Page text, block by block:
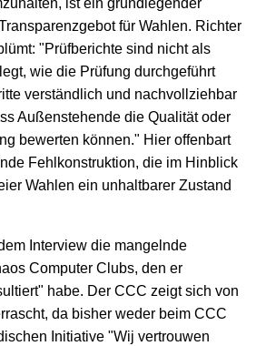
ist ein grundlegender
für Wahlen. Richter
"Prüfberichte sind nicht als
wie die Prüfung durchgeführt
verständlich und nachvollziehbar
Außenstehende die Qualität oder
bewerten können." Hier offenbart
Fehlkonstruktion, die im Hinblick
Wahlen ein unhaltbarer Zustand
Interview die mangelnde
Computer Clubs, den er
habe. Der CCC zeigt sich von
da bisher weder beim CCC
Initiative "Wij vertrouwen